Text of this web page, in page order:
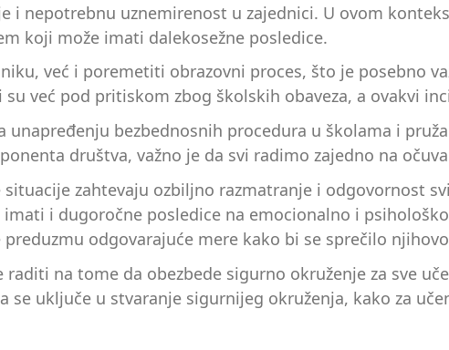
i nepotrebnu uznemirenost u zajednici. U ovom
koji može imati dalekosežne posledice.
već i poremetiti obrazovni proces, što je posebno
su već pod pritiskom zbog školskih obaveza, a ovakvi
bezbednosnih procedura u školama i
društva, važno je da svi radimo zajedno na
zahtevaju ozbiljno razmatranje i odgovornost
i dugoročne posledice na emocionalno i
odgovarajuće mere kako bi se sprečilo
na tome da obezbede sigurno okruženje za sve
se uključe u stvaranje sigurnijeg okruženja, kako za